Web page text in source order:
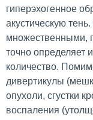
гиперэхогенное
акустическую
множественными,
точно определяет
количество.
дивертикулы
опухоли, сгустки
воспаления